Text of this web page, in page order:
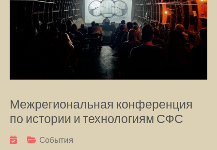
Межрегиональная конференция
по истории и технологиям СФС
События